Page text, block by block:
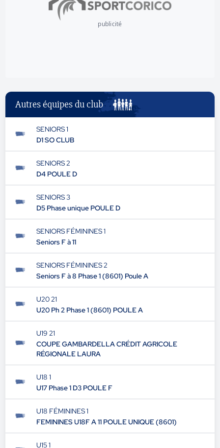
publicité
Autres équipes du club
SENIORS 1
D1 SO CLUB
SENIORS 2
D4 POULE D
SENIORS 3
D5 Phase unique POULE D
SENIORS FÉMININES 1
Seniors F à 11
SENIORS FÉMININES 2
Seniors F à 8 Phase 1 (8601) Poule A
U20 21
U20 Ph 2 Phase 1 (8601) POULE A
U19 21
COUPE GAMBARDELLA CRÉDIT AGRICOLE
RÉGIONALE LAURA
U18 1
U17 Phase 1 D3 POULE F
U18 FÉMININES 1
FEMININES U18F A 11 POULE UNIQUE (8601)
U15 1